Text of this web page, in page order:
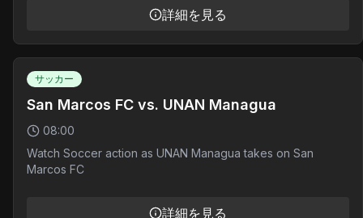
詳細を見る
サッカー
San Marcos FC vs. UNAN Managua
08:00
Watch Soccer action as UNAN Managua takes on San
Marcos FC
詳細を見る